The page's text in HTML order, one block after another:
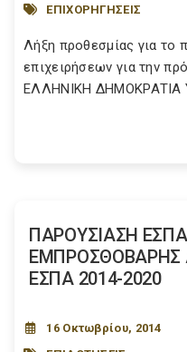
ΕΠΙΧΟΡΗΓΗΣΕΙΣ
Λήξη προθεσμίας για το
επιχειρήσεων για την
ΕΛΛΗΝΙΚΗ ΔΗΜΟΚΡΑΤΙΑ
ΠΑΡΟΥΣΙΑΣΗ
ΕΜΠΡΟΣΘΟΒΑΡΗΣ
ΕΣΠΑ 2014-2020
16 Οκτωβρίου, 2014